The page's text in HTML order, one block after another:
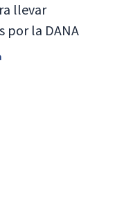
llevar
por la DANA